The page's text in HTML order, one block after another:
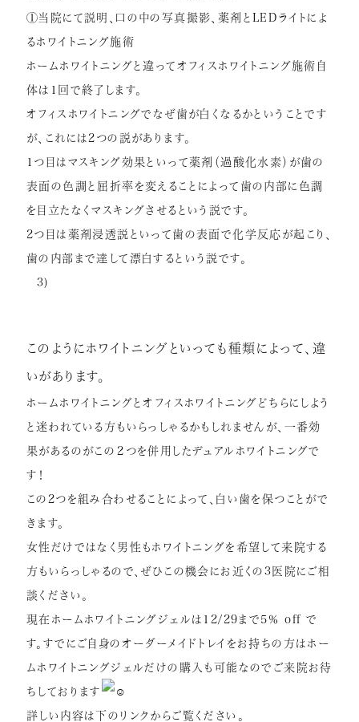
①当院にて説明、口の中の写真撮影、 薬剤とLEDライトによ
るホワイトニング施術
ホームホワイトニングと違ってオフィスホワイトニング施術自
体は 1回で終了します。
オフィスホワイトニングでなぜ歯が白くなるかということです
が、
これには2つの説があります。
1つ目はマスキング効果といって薬剤（過酸化水素） が歯の
表面の色調と屈折率を変えることによって歯の内部に色調
を目立たなくマスキングさせるという説です。
2つ目は薬剤浸透説といって歯の表面で化学反応が起こり、
歯の内部まで達して漂白するという説です。
3)
このようにホワイトニングといっても種類によって、 違
いがあります。
ホームホワイトニングとオフィスホワイトニングどちらにしよう
と迷われている方もいらっしゃるかもしれませんが、 一番効
果があるのがこの２つを併用したデュアルホワイトニングで
す！
この2つを組み合わせることによって、 白い歯を保つことがで
きます。
女性だけではなく男性もホワイトニングを希望して来院する
方もい らっしゃるので、 ぜひこの機会にお近くの3医院にご相
談ください。
現在ホームホワイトニングジェルは12/29まで5％ off で
す。すでにご自身のオーダーメイドトレイをお持ちの方はホー
ムホワイ トニングジェルだけの購入も可能なのでご来院お待
ちしております
詳しい内容は下のリンクからご覧ください。